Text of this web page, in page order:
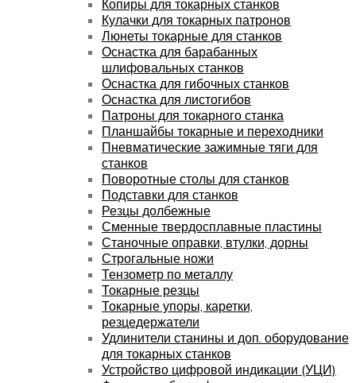
Копиры для токарных станков
Кулачки для токарных патронов
Люнеты токарные для станков
Оснастка для барабанных
шлифовальных станков
Оснастка для гибочных станков
Оснастка для листогибов
Патроны для токарного станка
Планшайбы токарные и переходники
Пневматические зажимные тяги для
станков
Поворотные столы для станков
Подставки для станков
Резцы долбежные
Сменные твердосплавные пластины
Станочные оправки, втулки, дорны
Строгальные ножи
Тензометр по металлу
Токарные резцы
Токарные упоры, каретки,
резцедержатели
Удлинители станины и доп. оборудование
для токарных станков
Устройство цифровой индикации (УЦИ)